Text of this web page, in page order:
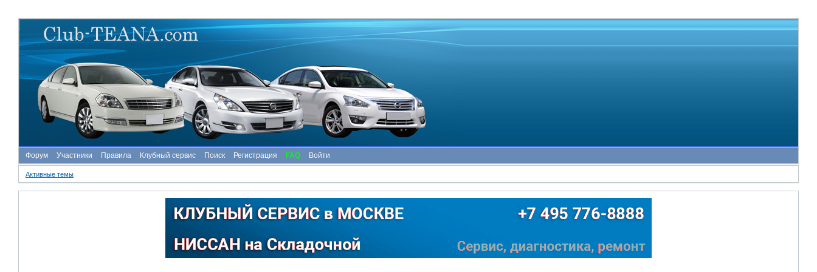
Форум Участники Правила Клубный сервис Поиск Регистрация FAQ Войти
Активные темы